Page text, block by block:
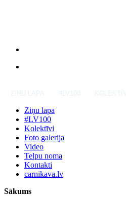
Ziņu lapa
#LV100
Kolektīvi
Foto galerija
Video
Telpu noma
Kontakti
carnikava.lv
Sākums